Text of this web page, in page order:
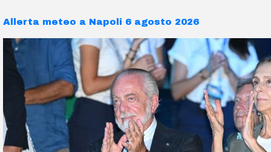
Allerta meteo a Napoli 6 agosto 2026